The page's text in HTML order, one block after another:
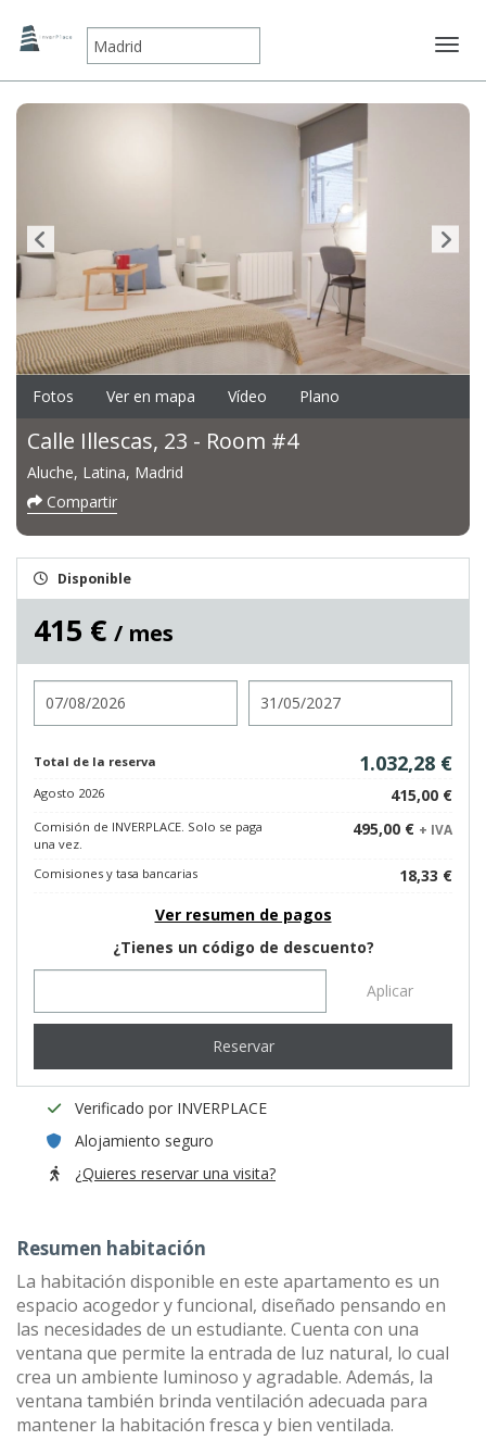
Fotos Ver en mapa Vídeo Plano
Calle Illescas, 23 - Room #4
Aluche, Latina, Madrid
Compartir
Disponible
415 € / mes
Total de la reserva 1.032,28 €
Agosto 2026 415,00 €
Comisión de INVERPLACE. Solo se paga
una vez.
495,00 € + IVA
Comisiones y tasa bancarias
18,33 €
Ver resumen de pagos
¿Tienes un código de descuento?
Aplicar
Reservar
Verificado por INVERPLACE
Alojamiento seguro
¿Quieres reservar una visita?
Resumen habitación
La habitación disponible en este apartamento es un
espacio acogedor y funcional, diseñado pensando en
las necesidades de un estudiante. Cuenta con una
ventana que permite la entrada de luz natural, lo cual
crea un ambiente luminoso y agradable. Además, la
ventana también brinda ventilación adecuada para
mantener la habitación fresca y bien ventilada.